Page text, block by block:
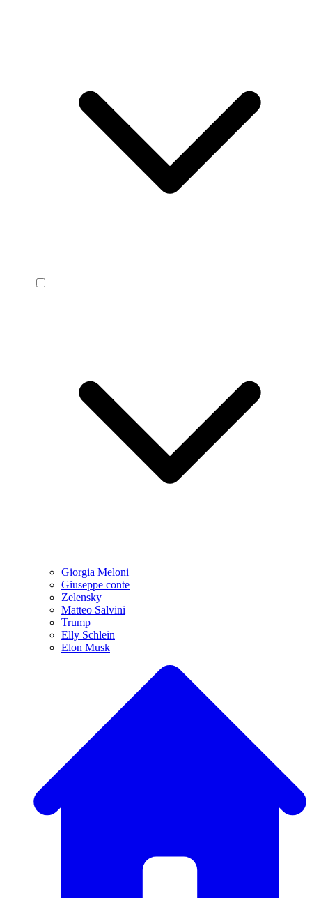
Giorgia Meloni
Giuseppe conte
Zelensky
Matteo Salvini
Trump
Elly Schlein
Elon Musk